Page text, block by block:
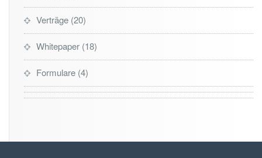
Verträge 20
Whitepaper 18
Formulare 4